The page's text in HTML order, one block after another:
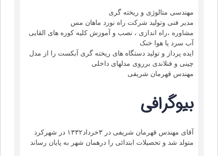
مهندسی متالوژی و ریخته گری
مدیر فنی وتولید شرکت راه نورد ماهان مس
مشاوره ،راه اندازی ، نصب و آموزش کلیه کوره های القایی
آب سرد یا هوا خنک
ایده پرداز و تولید دستگاه های ریخته گری آبکست را از مدل
چینی و فنلاندی برروی مدلهای داخلی
مهندس قهرمان شریفی
بیوگرافی
آقای مهندس قهرمان شریفی در ۳خرداد۱۳۳۲ در شهرکرد
متولد شد و تحصیلات ابتدائی را درهمان شهر به پایان رساند